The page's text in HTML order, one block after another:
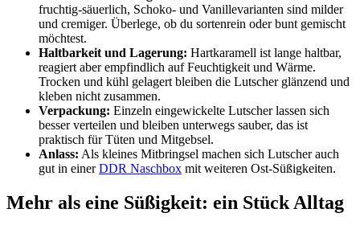
fruchtig-säuerlich, Schoko- und Vanillevarianten sind milder
und cremiger. Überlege, ob du sortenrein oder bunt gemischt
möchtest.
Haltbarkeit und Lagerung: Hartkaramell ist lange haltbar,
reagiert aber empfindlich auf Feuchtigkeit und Wärme.
Trocken und kühl gelagert bleiben die Lutscher glänzend und
kleben nicht zusammen.
Verpackung: Einzeln eingewickelte Lutscher lassen sich
besser verteilen und bleiben unterwegs sauber, das ist
praktisch für Tüten und Mitgebsel.
Anlass: Als kleines Mitbringsel machen sich Lutscher auch
gut in einerDDR Naschbox mit weiteren Ost-Süßigkeiten.
Mehr als eine Süßigkeit: ein Stück Alltag